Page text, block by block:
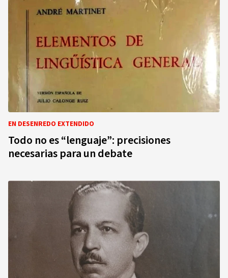
EN DESENREDO EXTENDIDO
Todo no es “lenguaje”: precisiones
necesarias para un debate